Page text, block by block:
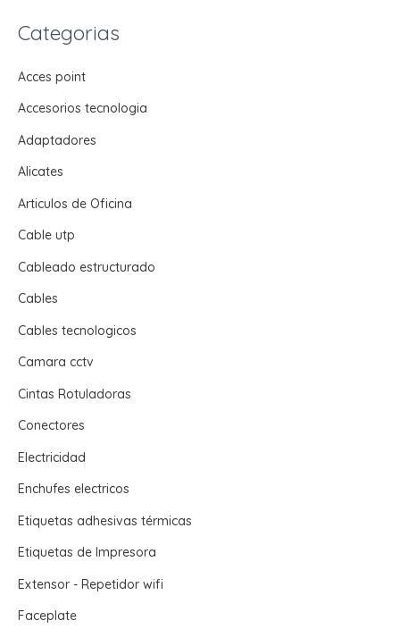
Categorias
Acces point
Accesorios tecnologia
Adaptadores
Alicates
Articulos de Oficina
Cable utp
Cableado estructurado
Cables
Cables tecnologicos
Camara cctv
Cintas Rotuladoras
Conectores
Electricidad
Enchufes electricos
Etiquetas adhesivas térmicas
Etiquetas de Impresora
Extensor - Repetidor wifi
Faceplate